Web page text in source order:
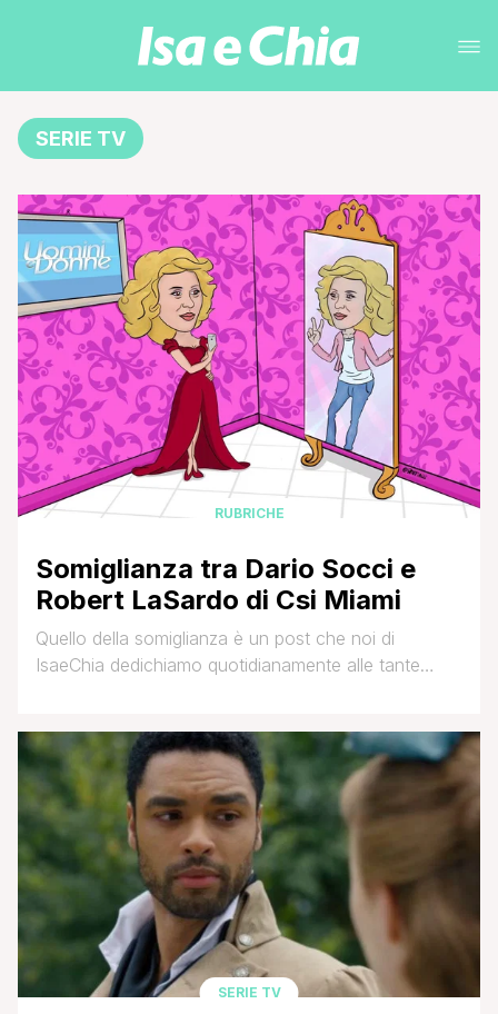
SERIE TV
RUBRICHE
Somiglianza tra Dario Socci e
Robert LaSardo di Csi Miami
Quello della somiglianza è un post che noi di
IsaeChia dedichiamo quotidianamente alle tante
tramite le nostre pagine Facebook, Twitter o
Instagram) che propongono una similitudine fisica
che loro riscontrano, nei tratti o nei colori, tra due
personaggi della televisione, [']
SERIE TV